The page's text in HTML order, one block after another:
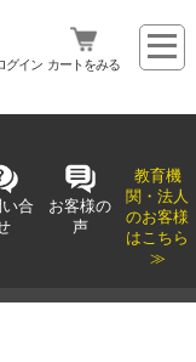
グイン カートをみる
合
お客様の
声
教育機
関・法人
のお客様
はこちら
≫